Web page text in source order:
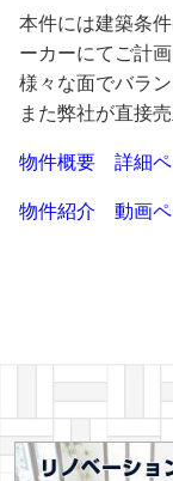
本件には建築条
ーカーにてご計画
様々な面でバラ
また弊社が直接
物件概要 詳細ペ
物件紹介 動画